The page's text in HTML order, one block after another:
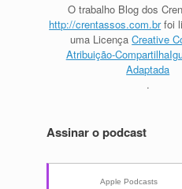
O trabalho Blog dos
http://crentassos.com.brfoi
uma LicençaCreative
Atribuição-
Adaptada
.
Assinar o podcast
Apple Podcasts